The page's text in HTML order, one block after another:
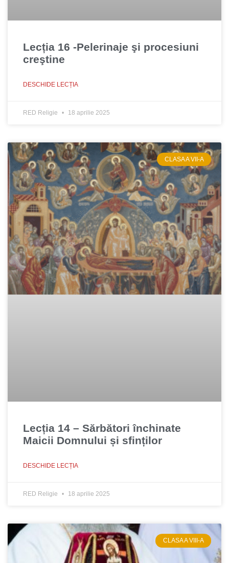
Lecția 16 -Pelerinaje şi procesiuni
creştine
DESCHIDE LECȚIA
RED Religie 18 aprilie 2025
CLASA A VII-A
Lecția 14 – Sărbători închinate
Maicii Domnului și sfinților
DESCHIDE LECȚIA
RED Religie 18 aprilie 2025
CLASA A VIII-A